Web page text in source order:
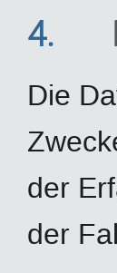
4.
Die
der
der